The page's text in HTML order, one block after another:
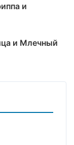
и
и Млечный